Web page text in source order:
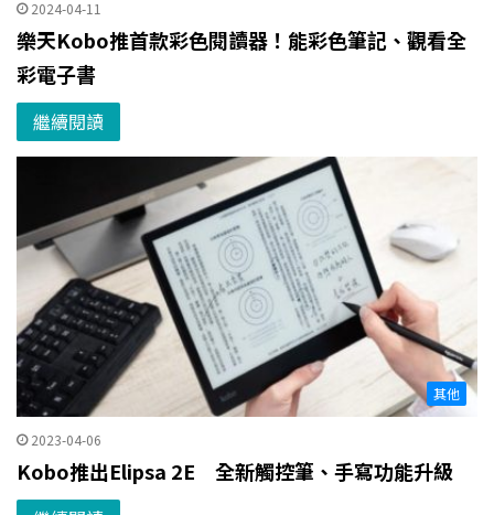
2024-04-11
樂天Kobo推首款彩色閱讀器！能彩色筆記、觀看全
彩電子書
繼續閱讀
其他
2023-04-06
Kobo推出Elipsa 2E 全新觸控筆、手寫功能升級